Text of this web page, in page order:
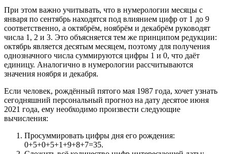
При этом важно учитывать, что в нумерологии месяцы с
января по сентябрь находятся под влиянием цифр от 1 до 9
соответственно, а октябрём, ноябрём и декабрём руководят
числа 1, 2 и 3. Это объясняется тем же принципом редукции:
октябрь является десятым месяцем, поэтому для получения
однозначного числа суммируются цифры 1 и 0, что даёт
единицу. Аналогично в нумерологии рассчитываются
значения ноября и декабря.
Если человек, рождённый пятого мая 1987 года, хочет узнать
сегодняшний персональный прогноз на дату десятое июня
2021 года, ему необходимо произвести следующие
вычисления:
Просуммировать цифры дня его рождения:
0+5+0+5+1+9+8+7=35.